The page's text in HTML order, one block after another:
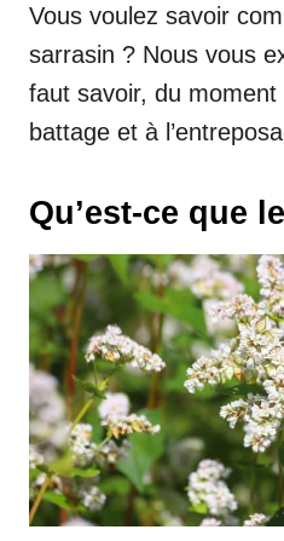
Vous voulez savoir
sarrasin ? Nous vous
faut savoir, du
battage et à
Qu’est-ce que